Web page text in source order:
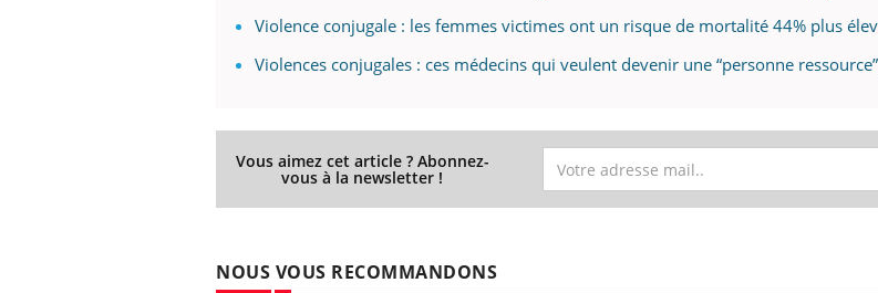
Violence conjugale : les femmes victimes ont un risque de mortalité 44% plus
Violences conjugales : ces médecins qui veulent devenir une “personne
Vous aimez cet article ? Abonnez-
vous à la newsletter !
NOUS VOUS RECOMMANDONS